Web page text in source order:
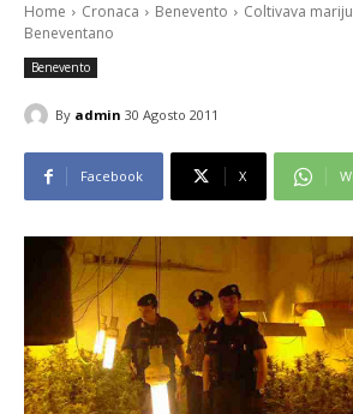
Home Cronaca Benevento
Coltivava
Beneventano
Benevento
By admin 30 Agosto 2011
Facebook X